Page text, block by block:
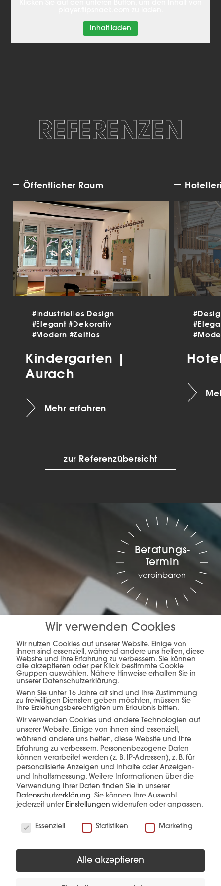
Inhalt laden
REFERENZEN
Öffentlicher Raum
#Industrielles Design
#Elegant#Dekorativ
#Modern #Zeitlos
Kindergarten |
Aurach
Mehr erfahren
zur Referenzübersicht
Planung, Produktion &
Verkauf –alles aus
einer Hand.
mehr erfahren
Beratungs-
Termin
vereinbaren
Diese Produkte könnten Sie auch
interessieren
Wir verwenden Cookies
Wir nutzen Cookies auf unserer Website. Einige von
ihnen sind essenziell, während andere uns helfen, diese
Website und Ihre Erfahrung zu verbessern. Sie können
alle akzeptieren oder per Klick bestimmte Cookie
Gruppen auswählen. Nähere Hinweise erhalten Sie in
unserer Datenschutzerklärung.
Wenn Sie unter 16 Jahre alt sind und Ihre Zustimmung
zu freiwilligen Diensten geben möchten, müssen Sie
Ihre Erziehungsberechtigten um Erlaubnis bitten.
Wir verwenden Cookies und andere Technologien auf
unserer Website. Einige von ihnen sind essenziell,
während andere uns helfen, diese Website und Ihre
Erfahrung zu verbessern. Personenbezogene Daten
können verarbeitet werden (z. B. IP-Adressen), z. B. für
personalisierte Anzeigen und Inhalte oder Anzeigen-
und Inhaltsmessung. Weitere Informationen über die
Verwendung Ihrer Daten finden Sie in unserer
Datenschutzerklärung. Sie können Ihre Auswahl
jederzeit unter Einstellungen widerrufen oder anpassen.
Essenziell
Statistiken Marketing
Alle akzeptieren